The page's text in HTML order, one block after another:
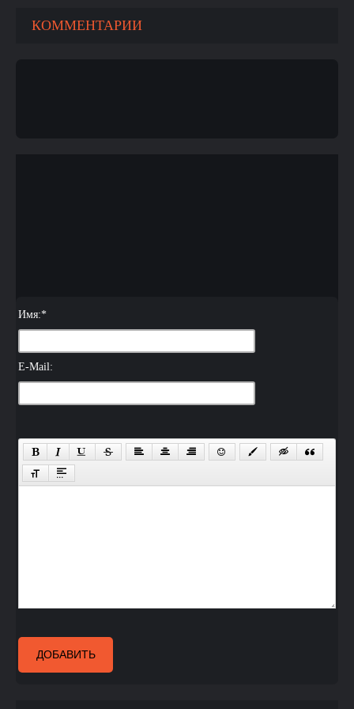
КОММЕНТАРИИ
Имя:*
E-Mail:
ДОБАВИТЬ